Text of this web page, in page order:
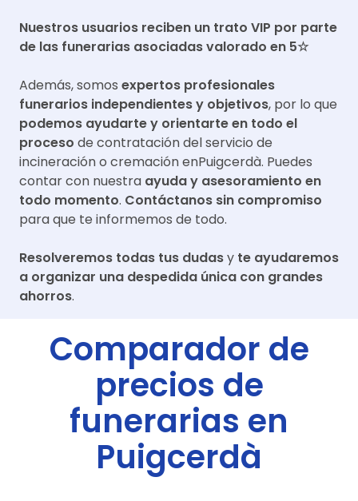
Nuestros usuarios reciben un trato VIP por parte
de las funerarias asociadas valorado en 5☆
Además, somos expertos profesionales
funerarios independientes y objetivos, por lo que
podemos ayudarte y orientarte en todo el
proceso de contratación del servicio de
incineración o cremación enPuigcerdà. Puedes
contar con nuestra ayuda y asesoramiento en
todo momento. Contáctanos sin compromiso
para que te informemos de todo.
Resolveremos todas tus dudasy te ayudaremos
a organizar una despedida única con grandes
ahorros.
Comparador de
precios de
funerarias en
Puigcerdà